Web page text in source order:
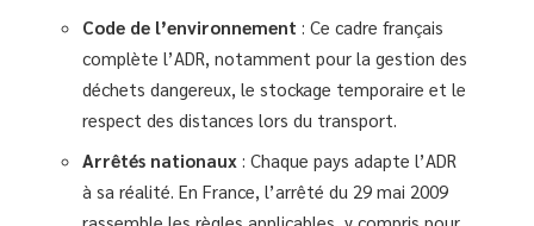
Code de l’environnement : Ce cadre français
complète l’ADR, notamment pour la gestion des
déchets dangereux, le stockage temporaire et le
respect des distances lors du transport.
Arrêtés nationaux : Chaque pays adapte l’ADR
à sa réalité. En France, l’arrêté du 29 mai 2009
rassemble les règles applicables, y compris pour